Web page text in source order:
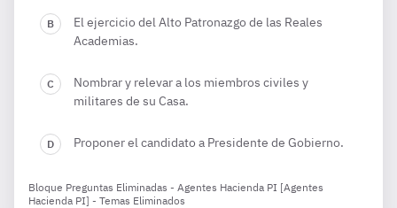
El ejercicio del Alto Patronazgo de las Reales
Academias.
Nombrar y relevar a los miembros civiles y
militares de su Casa.
Proponer el candidato a Presidente de Gobierno.
Bloque Preguntas Eliminadas - Agentes Hacienda PI [Agentes
Hacienda PI] - Temas Eliminados